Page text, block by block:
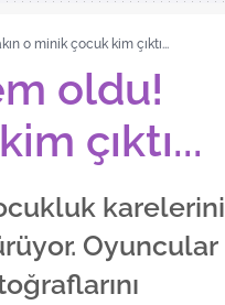
o minik çocuk kim çıktı...
oldu!
çıktı...
karelerini
Oyuncular